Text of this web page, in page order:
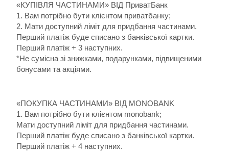
«КУПІВЛЯ ЧАСТИНАМИ» ВІД ПриватБанк
1. Вам потрібно бути клієнтом приватбанку;
2. Мати доступний ліміт для придбання частинами.
Перший платіж буде списано з банківської картки.
Перший платіж + 3 наступних.
*Не сумісна зі знижками, подарунками, підвищеними
бонусами та акціями.
«ПОКУПКА ЧАСТИНАМИ» ВІД MONOBANK
1. Вам потрібно бути клієнтом monobank;
Мати доступний ліміт для придбання частинами.
Перший платіж буде списано з банківської картки.
Перший платіж + 4 наступних.